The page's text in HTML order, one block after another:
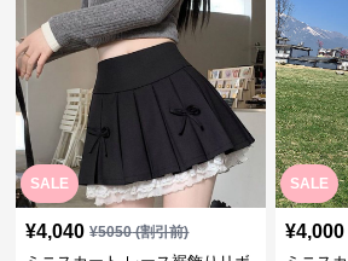
SALE
¥4,040 ¥5050(割引前)
SALE
¥4,000